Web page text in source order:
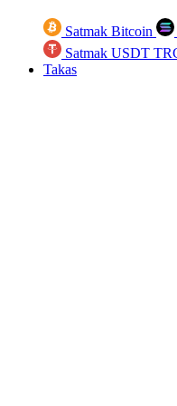
Satmak Bitcoin
Satmak USDT
Takas